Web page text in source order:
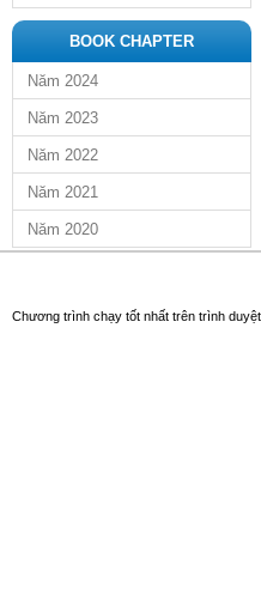
BOOK CHAPTER
Năm 2024
Năm 2023
Năm 2022
Năm 2021
Năm 2020
Chương trình chạy tốt nhất trên trình